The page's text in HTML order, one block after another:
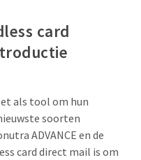
card
als tool om hun
soorten
ADVANCE en de
card direct mail is om